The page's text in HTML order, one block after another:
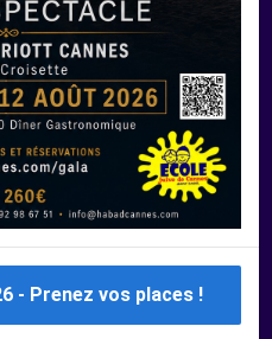
Mercredi 12 Août 2026 - Prenez vos places !